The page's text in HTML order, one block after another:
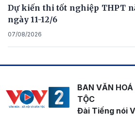
Dự kiến thi tốt nghiệp THPT
ngày 11-12/6
07/08/2026
BAN VĂN
TỘC
Đài Tiếng nói